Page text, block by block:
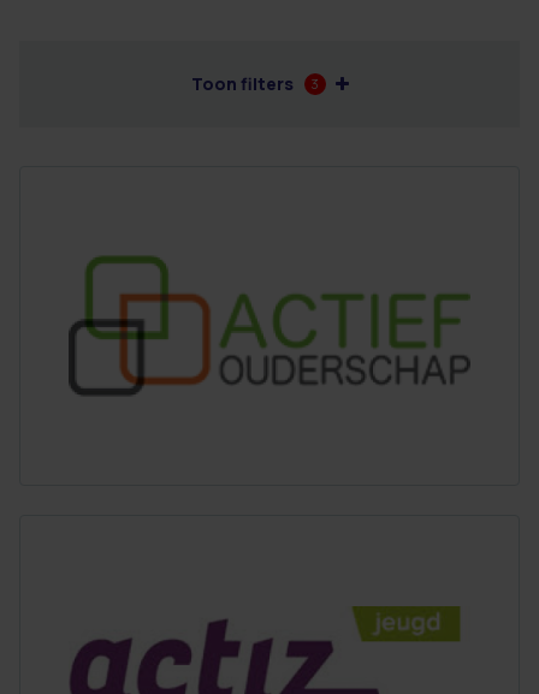
Toon filters 3